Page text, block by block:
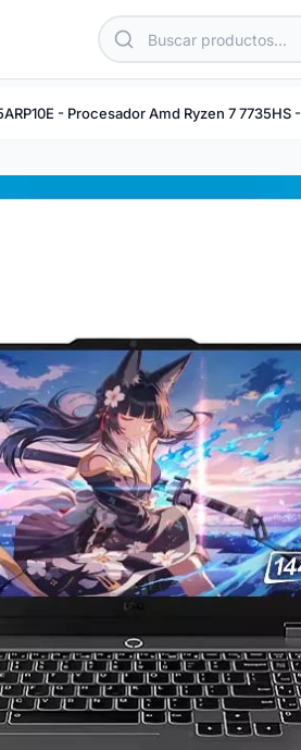
- Procesador Amd Ryzen 7